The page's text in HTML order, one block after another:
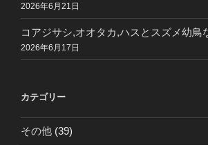
2026年6月21日
コアジサシ,オオタカ,ハスとスズメ幼鳥
2026年6月17日
カテゴリー
その他 (39)